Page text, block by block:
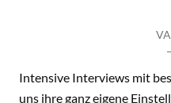
Intensive Interviews mit
uns ihre ganz eigene